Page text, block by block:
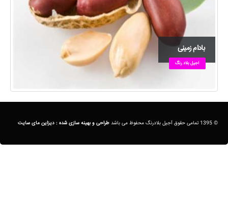
بادام زمینی
آجیل بلاد رنگ
© 1395 تمامی حقوق آجیل بلادرنگ محفوظ می باشد طراحی و بهینه سازی شده : دیزاین مای سایت